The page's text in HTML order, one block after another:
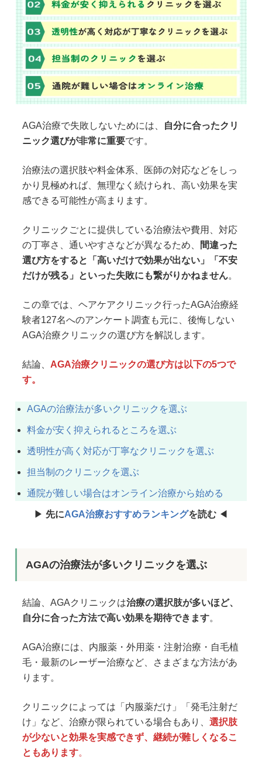
AGA治療で失敗しないためには、
自分に合ったクリ
ニック選びが非常に重要です。
治療法の選択肢や料金体系、医師の対応などをしっ
かり見極めれば、無理なく続けられ、高い効果を実
感できる可能性が高まります。
クリニックごとに提供している治療法や費用、対応
の丁寧さ、通いやすさなどが異なるため、
間違った
選び方をすると「高いだけで効果が出ない」「不安
だけが残る」といった失敗にも繋がりかねません。
この章では、ヘアケアクリニック行ったAGA治療経
験者127名へのアンケート調査も元に、後悔しない
AGA治療クリニックの選び方を解説します。
結論、 AGA治療クリニックの選び方は以下の5つで
す。
AGAの治療法が多いクリニックを選ぶ
料金が安く抑えられるところを選ぶ
透明性が高く対応が丁寧なクリニックを選ぶ
担当制のクリニックを選ぶ
通院が難しい場合はオンライン治療から始める
▶︎ 先にAGA治療おすすめランキングを読む ◀︎
AGAの治療法が多いクリニックを選ぶ
結論、AGAクリニックは治療の選択肢が多いほど、
自分に合った方法で高い効果を期待できます。
AGA治療には、内服薬・外用薬・注射治療・自毛植
毛・最新のレーザー治療など、さまざまな方法があ
ります。
クリニックによっては「内服薬だけ」「発毛注射だ
け」など、治療が限られている場合もあり、選択肢
が少ないと効果を実感できず、継続が難しくなるこ
ともあります。